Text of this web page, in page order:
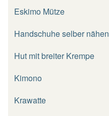
Eskimo Mütze
Handschuhe selber nähen
Hut mit breiter Krempe
Kimono
Krawatte